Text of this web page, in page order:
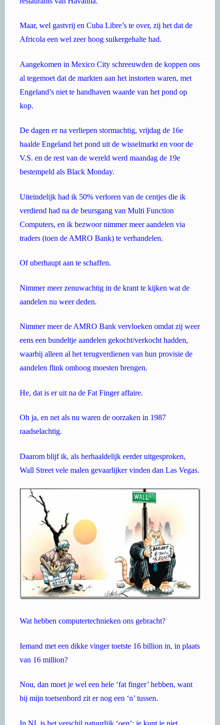
Maar, wel gastvrij en Cuba Libre’s te over, zij het dat de
Africola een wel zeer hoog suikergehalte had.
Aangekomen in Mexico City schreeuwden de koppen ons
al tegemoet dat de markten aan het instorten waren, met
Engeland’s niet te handhaven waarde van het pond op
kop.
De dagen er na verliepen stormachtig, vrijdag de 16e
haalde Engeland het pond uit de wisselmarkt en voor de
V.S. en de rest van de wereld werd maandag de 19e
bestempeld als Black Monday.
Uiteindelijk had ik 50% verloren van de centjes die ik
verdiend had na de beursgang van Multi Function
Computers, en ik bezwoor nimmer meer aandelen via
traders (toen de AMRO Bank) te verhandelen.
Of uberhaupt aan te schaffen.
Nimmer meer zenuwachtig in de krant te kijken wat de
aandelen nu weer deden.
Nimmer meer de AMRO Bank vervloeken omdat zij weer
eens een bundeltje aandelen gekocht/verkocht hadden,
waarbij alleen al het terugverdienen van hun provisie de
aandelen flink omhoog moesten brengen.
He, dat is er uit na de Fat Finger affaire.
Oh ja, en net als nu waren de oorzaken in 1987
raadselachtig.
Daarom blijf ik, als herhaaldelijk eerder uitgesproken,
Wall Street vele malen gevaarlijker vinden dan Las Vegas.
Wat hebben computertechnieken ons gebracht?
Iemand met een dikke vinger toetste 16 billion in, in plaats
van 16 million?
Nou, dan moet je wel een hele ‘fat finger’ hebben, want
bij mijn toetsenbord zit er nog een ‘n’ tussen.
In NL is het verschil natuurlijk ‘oen’; je kunt je niet